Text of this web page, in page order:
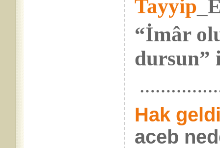
Tayyip
“İmâr
dursun”
Hak
aceb